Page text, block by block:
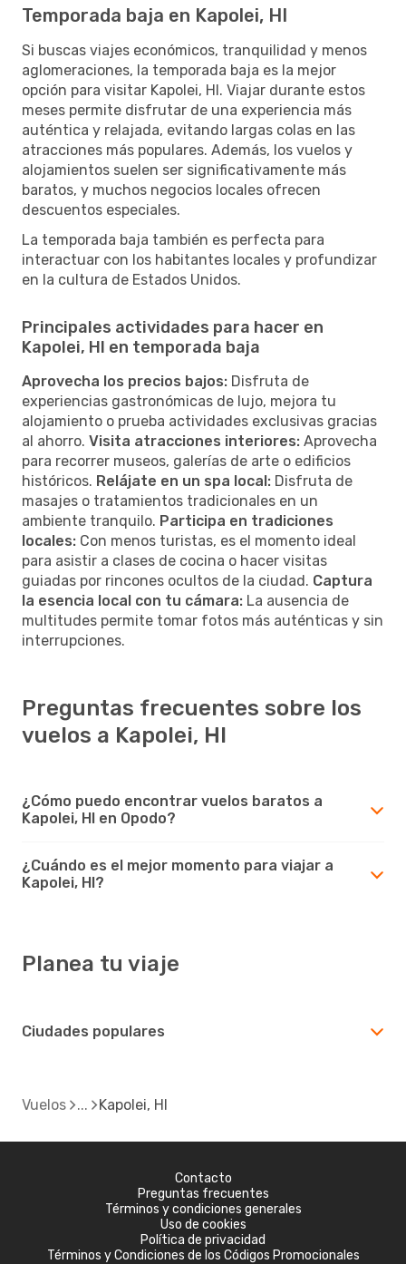
Temporada baja en Kapolei, HI
Si buscas viajes económicos, tranquilidad y menos
aglomeraciones, la temporada baja es la mejor
opción para visitar Kapolei, HI. Viajar durante estos
meses permite disfrutar de una experiencia más
auténtica y relajada, evitando largas colas en las
atracciones más populares. Además, los vuelos y
alojamientos suelen ser significativamente más
baratos, y muchos negocios locales ofrecen
descuentos especiales.
La temporada baja también es perfecta para
interactuar con los habitantes locales y profundizar
en la cultura de Estados Unidos.
Principales actividades para hacer en
Kapolei, HI en temporada baja
Aprovecha los precios bajos: Disfruta de
experiencias gastronómicas de lujo, mejora tu
alojamiento o prueba actividades exclusivas gracias
al ahorro. Visita atracciones interiores: Aprovecha
para recorrer museos, galerías de arte o edificios
históricos. Relájate en un spa local: Disfruta de
masajes o tratamientos tradicionales en un
ambiente tranquilo. Participa en tradiciones
locales: Con menos turistas, es el momento ideal
para asistir a clases de cocina o hacer visitas
guiadas por rincones ocultos de la ciudad. Captura
la esencia local con tu cámara: La ausencia de
multitudes permite tomar fotos más auténticas y sin
interrupciones.
Preguntas frecuentes sobre los
vuelos a Kapolei, HI
¿Cómo puedo encontrar vuelos baratos a
Kapolei, HI en Opodo?
¿Cuándo es el mejor momento para viajar a
Kapolei, HI?
Planea tu viaje
Ciudades populares
Vuelos Kapolei, HI
Contacto
Preguntas frecuentes
Términos y condiciones generales
Uso de cookies
Política de privacidad
Términos y Condiciones de los Códigos Promocionales